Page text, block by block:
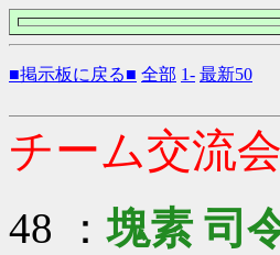
■掲示板に戻る■ 全部 1- 最新50
チーム交流
48 ：塊素 司